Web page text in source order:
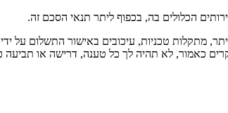
הכלולים בה, בכפוף ליתר תנאי הסכם זה.
מתקלות טכניות, עיכובים באישור התשלום על
כאמור, לא תהיה לך כל טענה, דרישה או תביעה